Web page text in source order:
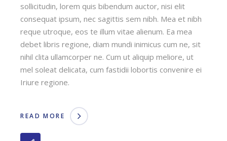
sollicitudin, lorem quis bibendum auctor, nisi elit
consequat ipsum, nec sagittis sem nibh. Mea et nibh
reque utroque, eos te illum vitae alienum. Ea mea
debet libris regione, diam mundi inimicus cum ne, sit
nihil clita ullamcorper ne. Cum ut aliquip meliore, ut
mel soleat delicata, cum fastidii lobortis convenire ei
Iriure regione.
READ MORE